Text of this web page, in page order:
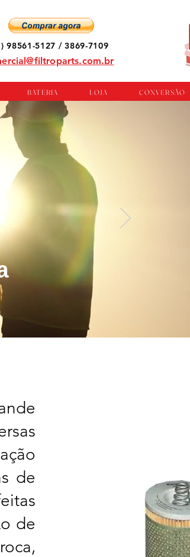
98561-5127 / 3869-7109
BATERIA LOJA CONVERSÃO
de
de